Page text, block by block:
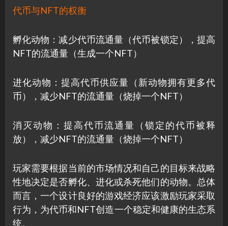
代币与NFT的权衡
孵化动物：减少代币流通量（代币被锁定），提高
NFT的流通量（生成一个NFT）
进化动物：提高代币供应量（新动物拥有更多代
币），减少NFT的流通量（烧掉一个NFT）
消灭动物：提高代币流通量（锁定的代币被释
放），减少NFT的流通量（烧掉一个NFT）
玩家需要根据当前的市场情况和自己的目标来战略
性地决定是否孵化、进化或杀死他们的动物。总体
而言，一个设计良好的游戏经济应该激励玩家采取
行为，为代币和NFT创造一个稳定和健康的生态系
统。